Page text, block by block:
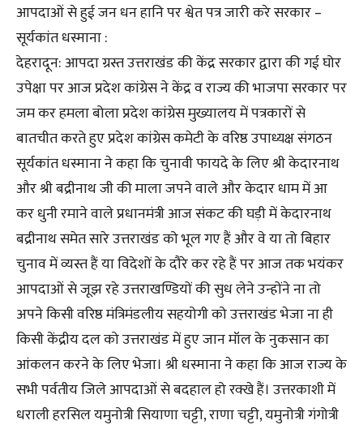
आपदाओं से हुई जन धन हानि पर श्वेत पत्र जारी करे सरकार –
सूर्यकांत धस्माना :
देहरादून: आपदा ग्रस्त उत्तराखंड की केंद्र सरकार द्वारा की गई घोर
उपेक्षा पर आज प्रदेश कांग्रेस ने केंद्र व राज्य की भाजपा सरकार पर
जम कर हमला बोला प्रदेश कांग्रेस मुख्यालय में पत्रकारों से
बातचीत करते हुए प्रदेश कांग्रेस कमेटी के वरिष्ठ उपाध्यक्ष संगठन
सूर्यकांत धस्माना ने कहा कि चुनावी फायदे के लिए श्री केदारनाथ
और श्री बद्रीनाथ जी की माला जपने वाले और केदार धाम में आ
कर धुनी रमाने वाले प्रधानमंत्री आज संकट की घड़ी में केदारनाथ
बद्रीनाथ समेत सारे उत्तराखंड को भूल गए हैं और वे या तो बिहार
चुनाव में व्यस्त हैं या विदेशों के दौरे कर रहे हैं पर आज तक भयंकर
आपदाओं से जूझ रहे उत्तराखण्डियों की सुध लेने उन्होंने ना तो
अपने किसी वरिष्ठ मंत्रिमंडलीय सहयोगी को उत्तराखंड भेजा ना ही
किसी केंद्रीय दल को उत्तराखंड में हुए जान मॉल के नुकसान का
आंकलन करने के लिए भेजा। श्री धस्माना ने कहा कि आज राज्य के
सभी पर्वतीय जिले आपदाओं से बदहाल हो रक्खे हैं। उत्तरकाशी में
धराली हरसिल यमुनोत्री सियाणा चट्टी, राणा चट्टी, यमुनोत्री गंगोत्री